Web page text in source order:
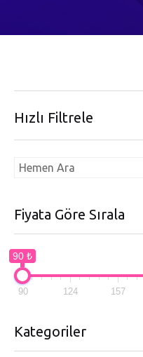
Hızlı Filtrele
Fiyata Göre Sırala
90 ₺
90 124 157
Kategoriler